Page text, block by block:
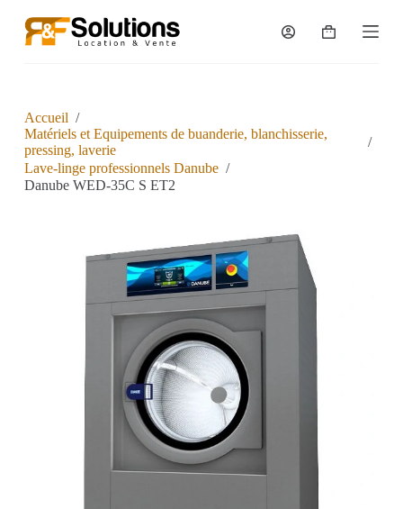
u
o
n
Accueil /
Matériels et Equipements de buanderie, blanchisserie,
pressing, laverie
/
Lave-linge professionnels Danube /
Danube WED-35C S ET2